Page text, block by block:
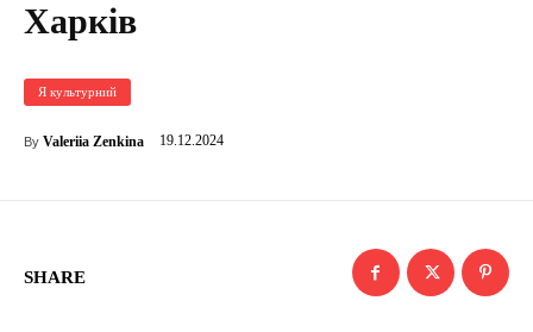
Харків
Я культурний
By Valeriia Zenkina 19.12.2024
SHARE